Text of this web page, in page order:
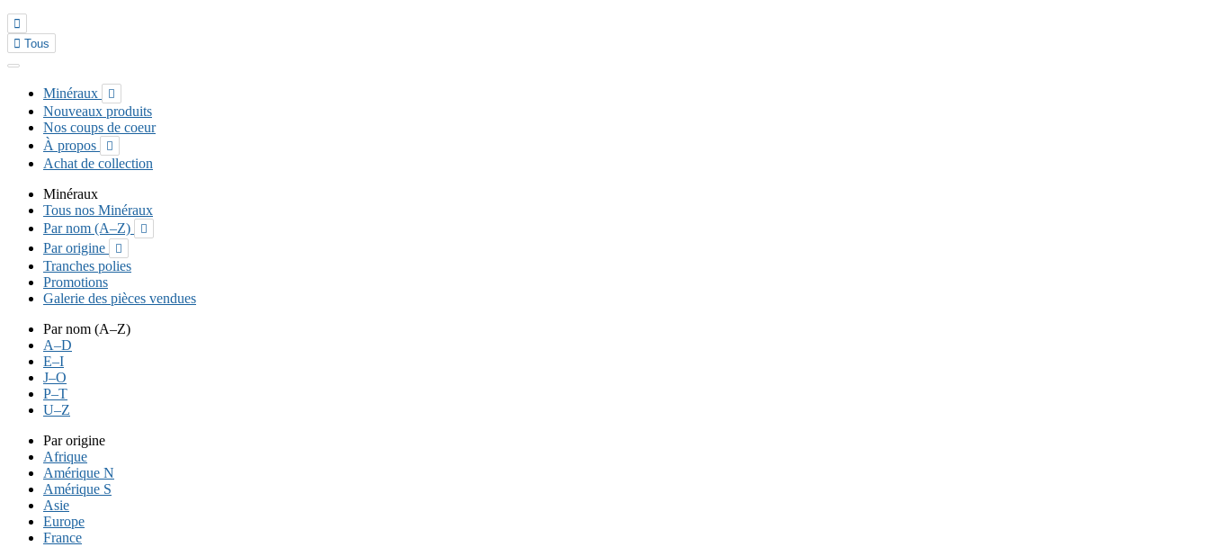

 Tous
Minéraux 
Nouveaux produits
Nos coups de coeur
À propos

Achat de collection
Minéraux
Tous nos Minéraux
Par nom (A–Z)

Par origine 
Tranches polies
Promotions
Galerie des pièces vendues
Par nom (A–Z)
A–D
E–I
J–O
P–T
U–Z
Par origine
Afrique
Amérique N
Amérique S
Asie
Europe
France